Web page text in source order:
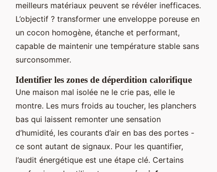
meilleurs matériaux peuvent se révéler inefficaces.
L’objectif ? transformer une enveloppe poreuse en
un cocon homogène, étanche et performant,
capable de maintenir une température stable sans
surconsommer.
Identifier les zones de déperdition calorifique
Une maison mal isolée ne le crie pas, elle le
montre. Les murs froids au toucher, les planchers
bas qui laissent remonter une sensation
d’humidité, les courants d’air en bas des portes -
ce sont autant de signaux. Pour les quantifier,
l’audit énergétique est une étape clé. Certains